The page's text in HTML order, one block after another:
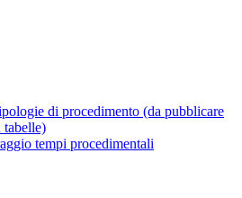
di procedimento (da pubblicare
tabelle)
tempi procedimentali